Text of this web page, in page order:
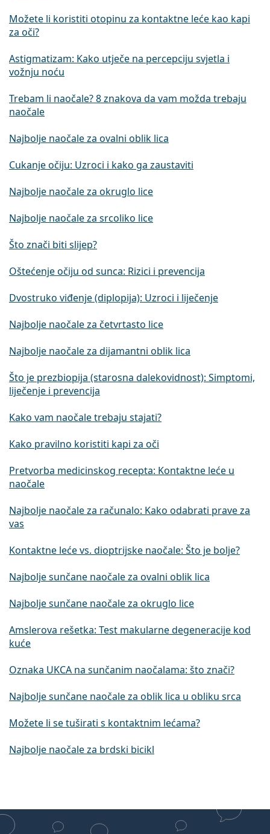
Možete li koristiti otopinu za kontaktne leće kao kapi
za oči?
Astigmatizam: Kako utječe na percepciju svjetla i
vožnju noću
Trebam li naočale? 8 znakova da vam možda trebaju
naočale
Najbolje naočale za ovalni oblik lica
Cukanje očiju: Uzroci i kako ga zaustaviti
Najbolje naočale za okruglo lice
Najbolje naočale za srcoliko lice
Što znači biti slijep?
Oštećenje očiju od sunca: Rizici i prevencija
Dvostruko viđenje (diplopija): Uzroci i liječenje
Najbolje naočale za četvrtasto lice
Najbolje naočale za dijamantni oblik lica
Što je prezbiopija (starosna dalekovidnost): Simptomi,
liječenje i prevencija
Kako vam naočale trebaju stajati?
Kako pravilno koristiti kapi za oči
Pretvorba medicinskog recepta: Kontaktne leće u
naočale
Najbolje naočale za računalo: Kako odabrati prave za
vas
Kontaktne leće vs. dioptrijske naočale: Što je bolje?
Najbolje sunčane naočale za ovalni oblik lica
Najbolje sunčane naočale za okruglo lice
Amslerova rešetka: Test makularne degeneracije kod
kuće
Oznaka UKCA na sunčanim naočalama: što znači?
Najbolje sunčane naočale za oblik lica u obliku srca
Možete li se tuširati s kontaktnim lećama?
Najbolje naočale za brdski bicikl